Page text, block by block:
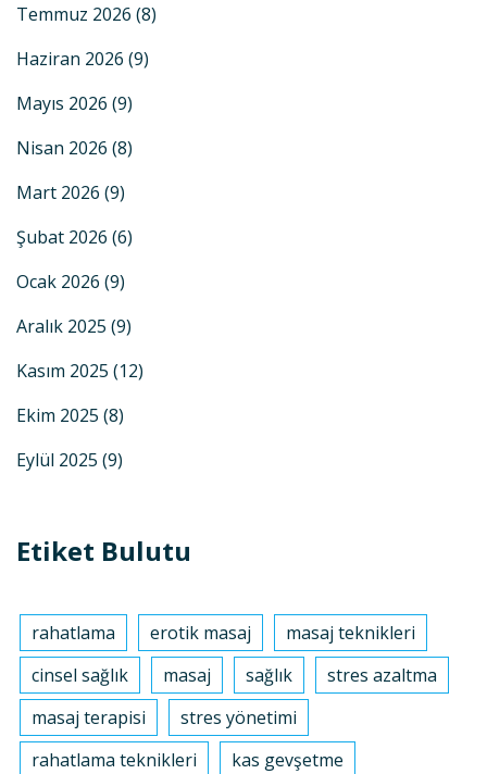
Temmuz 2026 (8)
Haziran 2026 (9)
Mayıs 2026 (9)
Nisan 2026 (8)
Mart 2026 (9)
Şubat 2026 (6)
Ocak 2026 (9)
Aralık 2025 (9)
Kasım 2025 (12)
Ekim 2025 (8)
Eylül 2025 (9)
Etiket Bulutu
rahatlama erotik masaj
masaj teknikleri
cinsel sağlık
masaj sağlık
stres azaltma
masaj terapisi
stres yönetimi
rahatlama teknikleri
kas gevşetme